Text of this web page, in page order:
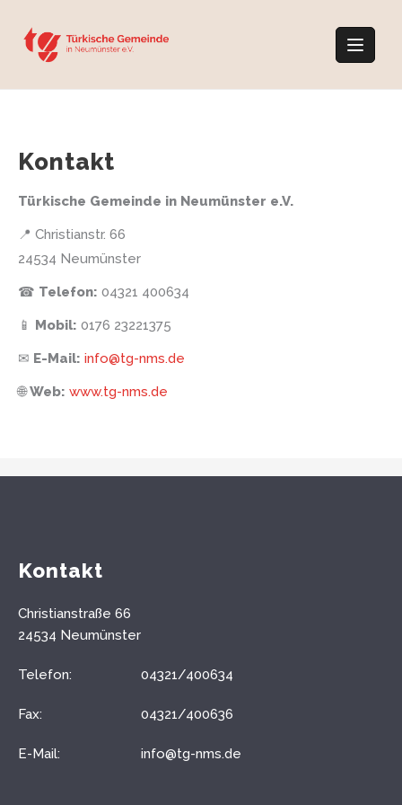
content
Kontakt
Türkische Gemeinde in Neumünster e.V.
📍 Christianstr. 66
24534 Neumünster
☎ Telefon: 04321 400634
📱 Mobil: 0176 23221375
✉ E-Mail: info@tg-nms.de
🌐Web: www.tg-nms.de
Kontakt
Christianstraße 66
24534 Neumünster
Telefon: 04321/400634
Fax: 04321/400636
E-Mail: info@tg-nms.de